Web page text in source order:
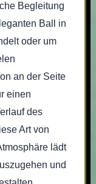
Begleitung
Ball in
oder um
an der Seite
einen
des
Art von
lädt
und